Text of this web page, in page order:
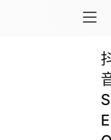
S
E